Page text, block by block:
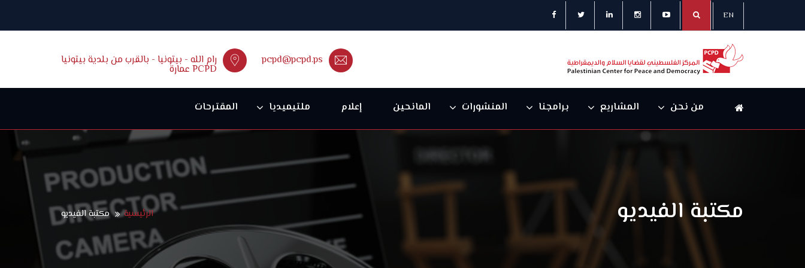
EN
pcpd@pcpd.ps رام الله - بيتونيا - بالقرب من بلدية بيتونيا
عمارة PCPD
من نحن المشاريع برامجنا المنشورات المانحين إعلام ملتيميديا المقترحات
مكتبة الفيديو الرئيسية مكتبة الفيديو